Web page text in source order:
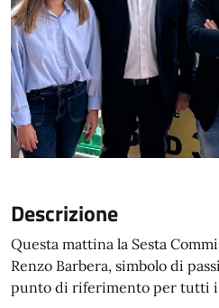
Descrizione
Questa mattina la Sesta
Renzo Barbera, simbolo di
punto di riferimento per tutti